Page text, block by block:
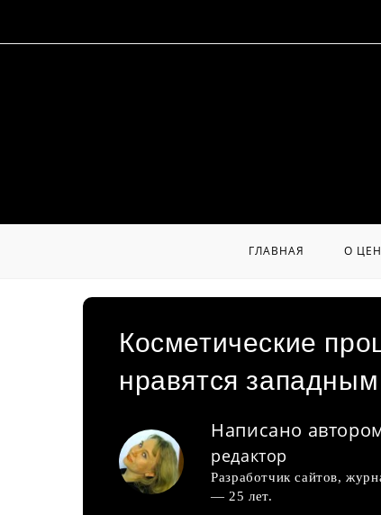
ГЛАВНАЯ О
Косметические
нравятся
Написано
редактор
Разработчик сайтов,
— 25 лет.